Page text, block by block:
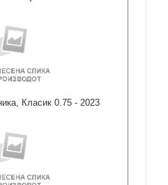
Класик 0.75 - 2023